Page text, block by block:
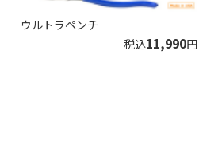
ウルトラペンチ
税込11,990円